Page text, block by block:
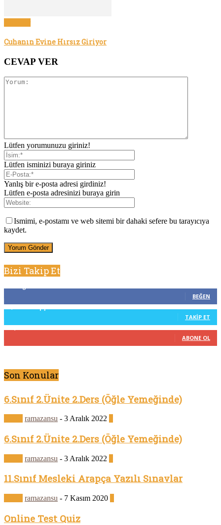
Cuhanın Evine Hırsız Giriyor
CEVAP VER
Lütfen yorumunuzu giriniz!
Lütfen isminizi buraya giriniz
Yanlış bir e-posta adresi girdiniz!
Lütfen e-posta adresinizi buraya girin
Ismimi, e-postamı ve web sitemi bir dahaki sefere bu tarayıcıya
kaydet.
Bizi Takip Et
BEĞEN
3,912 Takipçiler
TAKIP ET
18,900 Abone
ABONE OL
Son Konular
6.Sınıf 2.Ünite 2.Ders (Öğle Yemeğinde)
ramazansu - 3 Aralık 2022
6.Sınıf 2.Ünite 2.Ders (Öğle Yemeğinde)
ramazansu - 3 Aralık 2022
11.Sınıf Mesleki Arapça Yazılı Sınavlar
ramazansu - 7 Kasım 2020
Online Test Quiz